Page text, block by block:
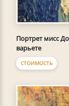
Портрет мисс
варьете
СТОИМОСТЬ